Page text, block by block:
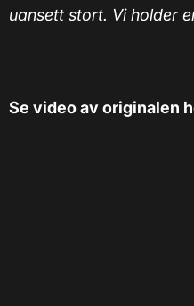
uansett stort. Vi holder
Se video av originalen